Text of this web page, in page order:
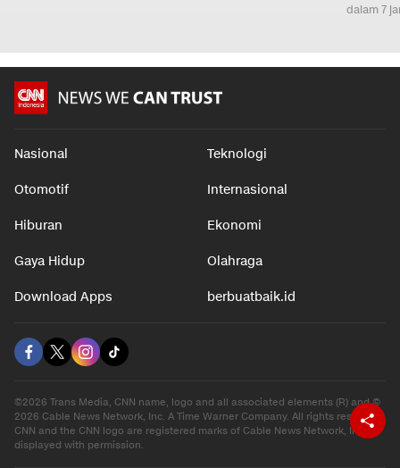
dalam 7
Nasional Teknologi
Otomotif Internasional
Hiburan Ekonomi
Gaya Hidup Olahraga
Download Apps berbuatbaik.id
©2026 Trans Media, CNN name, logo and all associated elements (R) and ©
2026 Cable News Network, Inc. A Time Warner Company. All rights reserved.
CNN and the CNN logo are registered marks of Cable News Network, Inc.,
displayed with permission.